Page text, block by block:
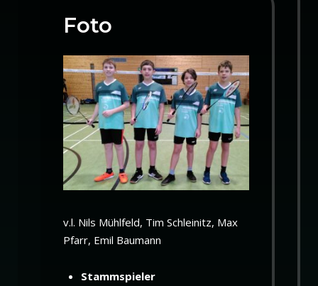
Foto
v.l. Nils Mühlfeld, Tim Schleinitz, Max
Pfarr, Emil Baumann
Stammspieler